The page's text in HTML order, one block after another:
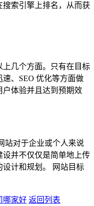
索引擎上排名，从而获
几个方面。只有在目标
、SEO 优化等方面做
体验并且达到预期效
站对于企业或个人来说
并不仅仅是简单地上传
计和规划。 网站目标
哪家好 返回列表